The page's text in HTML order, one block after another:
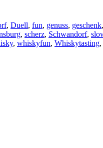
, Duell, fun, genuss, geschenk,
, scherz, Schwandorf,
, whiskyfun, Whiskytasting,